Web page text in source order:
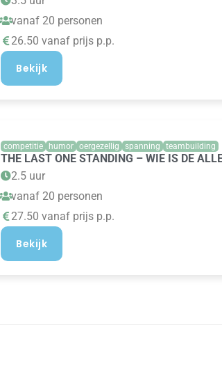
vanaf 20 personen
26.50 vanaf prijs p.p.
Bekijk
competitie humor oergezellig spanning teambuilding
THE LAST ONE STANDING – WIE IS DE
2.5 uur
vanaf 20 personen
27.50 vanaf prijs p.p.
Bekijk